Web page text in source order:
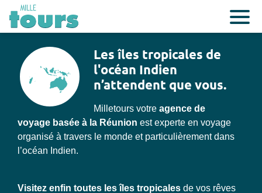
Les îles tropicales de
l'océan Indien
n’attendent que vous.
Milletours votre agence de
voyage basée à la Réunion est experte en voyage
organisé à travers le monde et particulièrement dans
l’océan Indien.
Visitez enfin toutes les îles tropicales de vos rêves